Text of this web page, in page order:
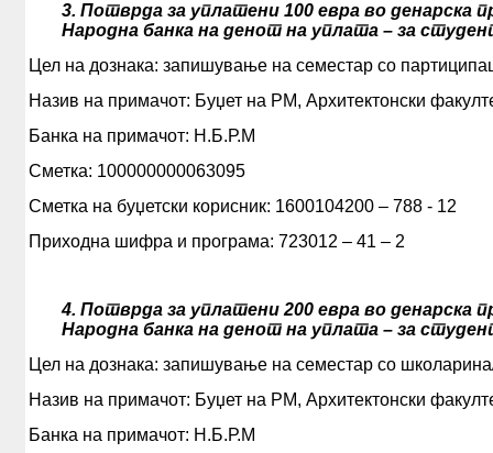
3. Потврда за уплатени 100 евра во денарска
Народна банка на денот на уплата – за
Цел на дознака: запишување на семестар со
Назив на примачот: Буџет на РМ, Архитектонски
Банка на примачот: Н.Б.Р.М
Сметка: 100000000063095
Сметка на буџетски корисник: 1600104200 – 788 - 12
Приходна шифра и програма: 723012 – 41 – 2
4. Потврда за уплатени 200 евра во денарска
Народна банка на денот на уплата – за
Цел на дознака: запишување на семестар со
Назив на примачот: Буџет на РМ, Архитектонски
Банка на примачот: Н.Б.Р.М